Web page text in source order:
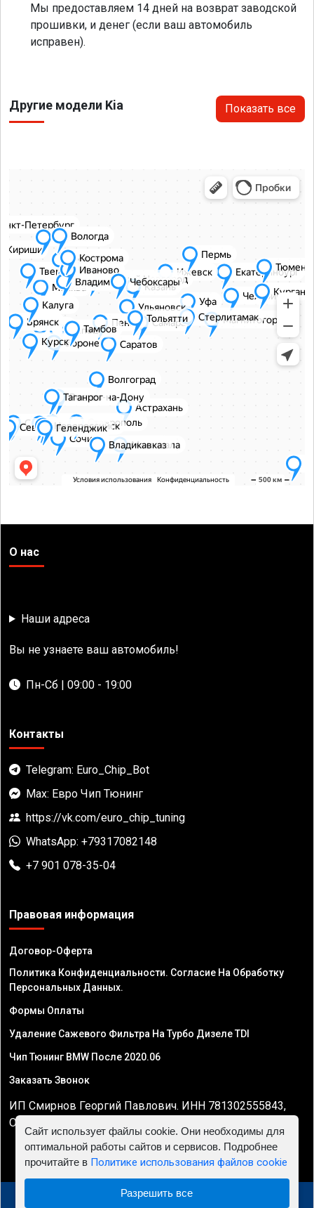
Мы предоставляем 14 дней на возврат заводской
прошивки, и денег (если ваш автомобиль
исправен).
Другие модели Kia Показать все
О нас
Наши адреса
Вы не узнаете ваш автомобиль!
Пн-Сб | 09:00 - 19:00
Контакты
Telegram: Euro_Chip_Bot
Max: Евро Чип Тюнинг
https://vk.com/euro_chip_tuning
WhatsApp: +79317082148
+7 901 078-35-04
Правовая информация
Договор-Оферта
Политика Конфиденциальности. Согласие На Обработку
Персональных Данных.
Формы Оплаты
Удаление Сажевого Фильтра На Турбо Дизеле TDI
Чип Тюнинг BMW После 2020.06
Заказать Звонок
ИП Смирнов Георгий Павлович. ИНН 781302555843,
ОГРНИП 324470400032610
© 2010 - 2026 Чип тюнинг двигателя автомобиля -
Сайт использует файлы cookie. Они необходимы для
оптимальной работы сайтов и сервисов. Подробнее
прочитайте в Политике использования файлов cookie
Разрешить все